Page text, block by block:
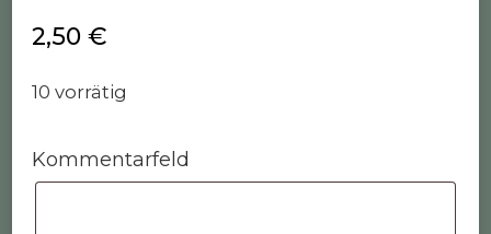
2,50 €
10 vorrätig
Kommentarfeld